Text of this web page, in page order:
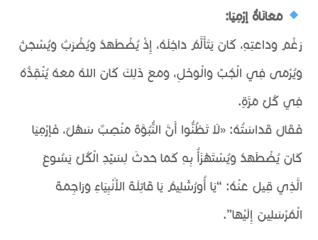
مَعَانَاةُ إرْمِيَا:
رَغْمَ وَدَاعَتِهِ، كَانَ يَتَأَلَّمُ دَاخِلَهُ، إِذْ يُضْطَهَدُ وَيُضْرَبُ وَيُسْجَنُ
وَيُرْمَى فِي الْجُبِّ وَالْوَحْلِ، وَمَعَ ذَلِكَ كَانَ اللهُ مَعَهُ يُنْقِذُهُ
فِي كُلِّ مَرَّةٍ.
فَقَالَ قَدَاسَتُهُ: «لَا تَظُنُّوا أَنَّ النُّبُوَّةَ مَنْصِبٌ سَهْلٌ، فَإرْمِيَا
كَانَ يُضْطَهَدُ وَيُسْتَهْزَأُ بِهِ كَمَا حَدَثَ لِسَيِّدِ الْكُلِّ يَسُوعَ
الَّذِي قِيلَ عَنْهُ: “يَا أُورُشَلِيمُ يَا قَاتِلَةَ الأَنْبِيَاءِ وَرَاجِمَةَ
الْمُرْسَلِينَ إِلَيْهَا”.